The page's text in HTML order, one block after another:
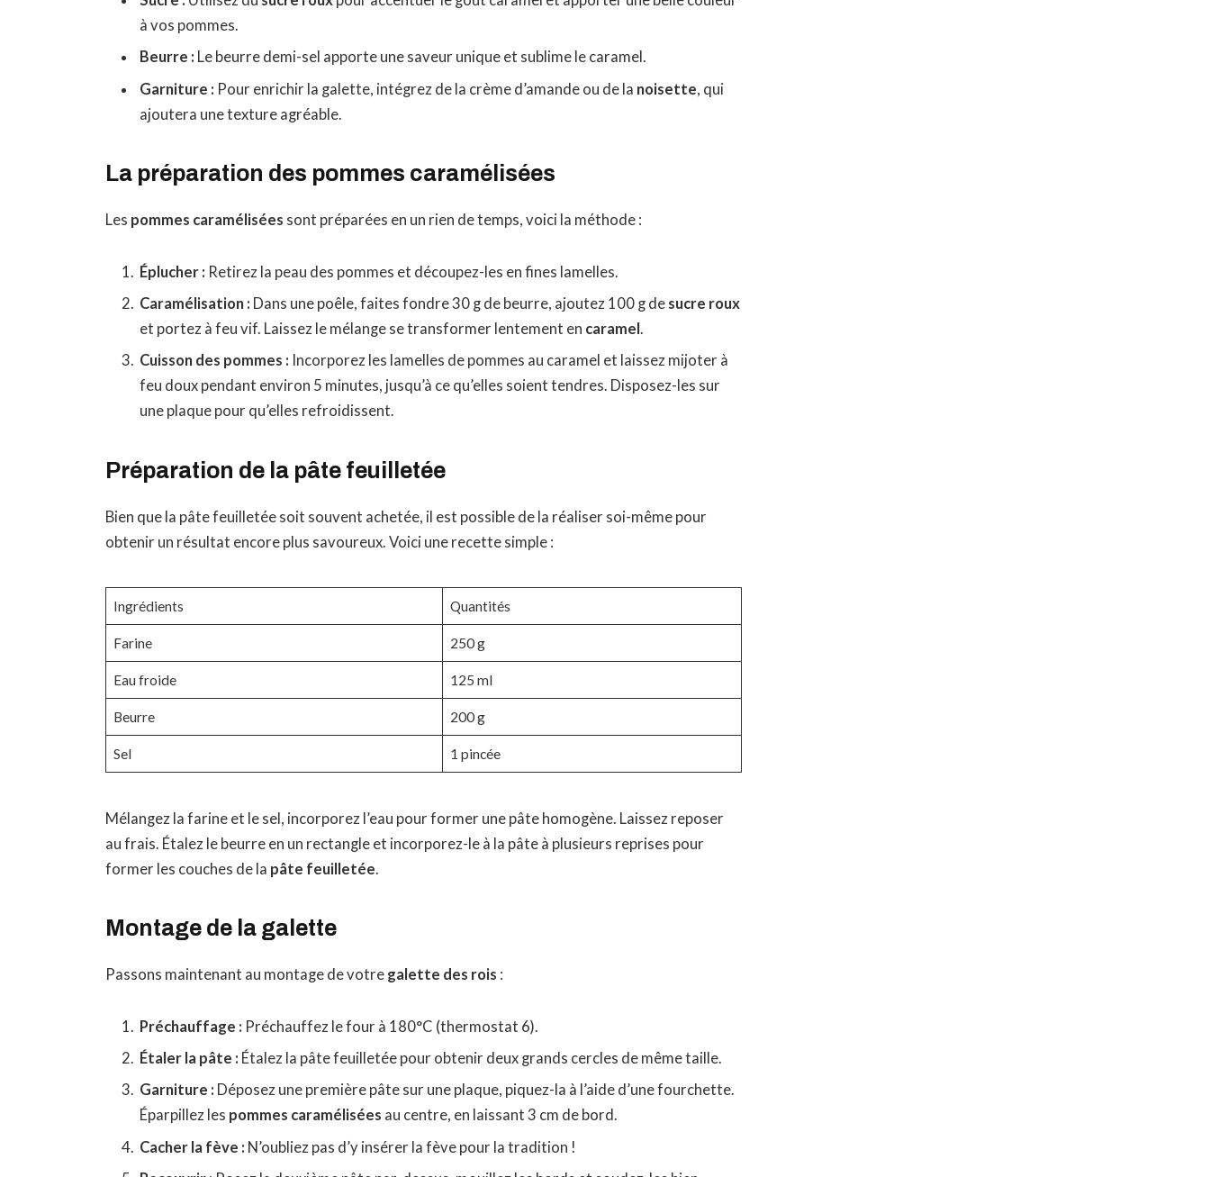
à vos pommes.
Beurre : Le beurre demi-sel apporte une saveur unique et sublime le caramel.
Garniture : Pour enrichir la galette, intégrez de la crème d’amande ou de la noisette, qui
ajoutera une texture agréable.
La préparation des pommes caramélisées
Les pommes caramélisées sont préparées en un rien de temps, voici la méthode :
Éplucher : Retirez la peau des pommes et découpez-les en fines lamelles.
Caramélisation : Dans une poêle, faites fondre 30 g de beurre, ajoutez 100 g de sucre roux
et portez à feu vif. Laissez le mélange se transformer lentement en caramel.
Cuisson des pommes : Incorporez les lamelles de pommes au caramel et laissez mijoter à
feu doux pendant environ 5 minutes, jusqu’à ce qu’elles soient tendres. Disposez-les sur
une plaque pour qu’elles refroidissent.
Préparation de la pâte feuilletée
Bien que la pâte feuilletée soit souvent achetée, il est possible de la réaliser soi-même pour
obtenir un résultat encore plus savoureux. Voici une recette simple :
Ingrédients Quantités
Farine 250 g
Eau froide 125 ml
Beurre 200 g
Sel 1 pincée
Mélangez la farine et le sel, incorporez l’eau pour former une pâte homogène. Laissez reposer
au frais. Étalez le beurre en un rectangle et incorporez-le à la pâte à plusieurs reprises pour
former les couches de la pâte feuilletée.
Montage de la galette
Passons maintenant au montage de votre galette des rois :
Préchauffage : Préchauffez le four à 180°C (thermostat 6).
Étaler la pâte : Étalez la pâte feuilletée pour obtenir deux grands cercles de même taille.
Garniture : Déposez une première pâte sur une plaque, piquez-la à l’aide d’une fourchette.
Éparpillez les pommes caramélisées au centre, en laissant 3 cm de bord.
Cacher la fève : N’oubliez pas d’y insérer la fève pour la tradition !